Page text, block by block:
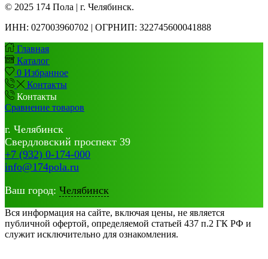
© 2025 174 Пола | г. Челябинск.
ИНН: 027003960702 | ОГРНИП: 322745600041888
Главная
Каталог
0 Избранное
Контакты
Контакты
Сравнение товаров
г. Челябинск
Свердловский проспект 39
+7 (932) 0-174-000
info@174pola.ru
Ваш город: Челябинск
Вся информация на сайте, включая цены, не является
публичной офертой, определяемой статьей 437 п.2 ГК РФ и
служит исключительно для ознакомления.